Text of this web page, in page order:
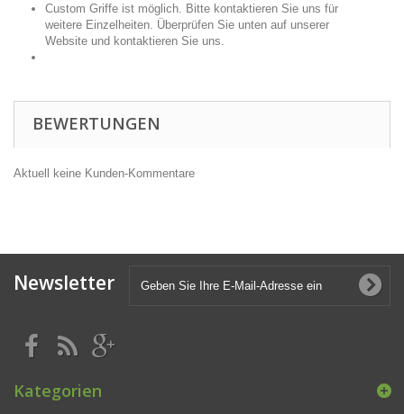
Custom Griffe ist möglich. Bitte kontaktieren Sie uns für
weitere Einzelheiten. Überprüfen Sie unten auf unserer
Website und kontaktieren Sie uns.
BEWERTUNGEN
Aktuell keine Kunden-Kommentare
Newsletter
Kategorien